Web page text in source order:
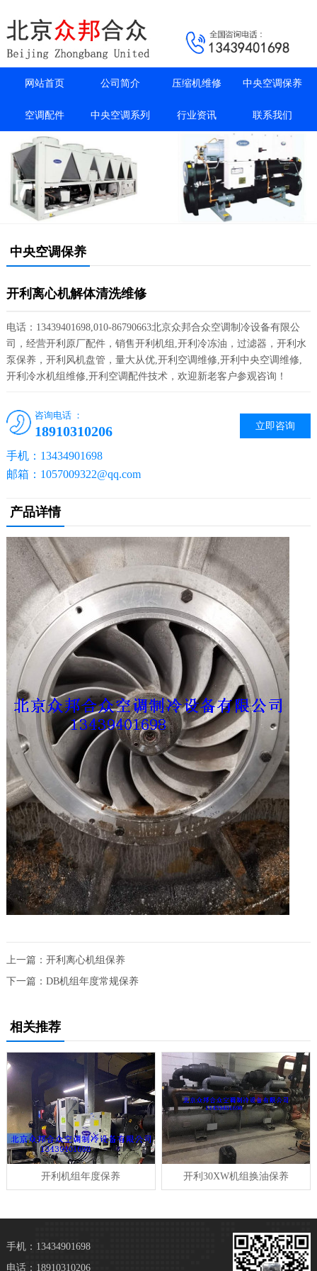
网站首页 公司简介 压缩机维修 中央空调保养
空调配件 中央空调系列 行业资讯 联系我们
中央空调保养
开利离心机解体清洗维修
电话：13439401698,010-86790663北京众邦合众空调制冷设备有限公
司，经营开利原厂配件，销售开利机组,开利冷冻油，过滤器，开利水
泵保养，开利风机盘管，量大从优,开利空调维修,开利中央空调维修,
开利冷水机组维修,开利空调配件技术，欢迎新老客户参观咨询！
立即咨询
咨询电话 ：
18910310206
手机：13434901698
邮箱：1057009322@qq.com
产品详情
上一篇： 开利离心机组保养
下一篇： DB机组年度常规保养
相关推荐
开利机组年度保养 开利30XW机组换油保养
手机：13434901698
电话：18910310206